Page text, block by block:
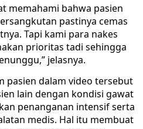
memahami bahwa pasien
pastinya cemas
Tapi kami para nakes
prioritas tadi sehingga
jelasnya.
pasien dalam video tersebut
lain dengan kondisi gawat
penanganan intensif serta
medis. Hal itu membuat